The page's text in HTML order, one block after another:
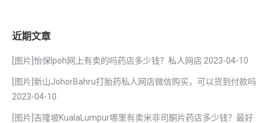
近期文章
[图片]怡保lpoh网上有卖的吗药店多少钱？私人网店 2023-04-10
[图片]新山JohorBahru打胎药私人网店微信购买，可以货到付款吗
2023-04-10
[图片]吉隆坡KualaLumpur哪里有卖米非司酮片药店多少钱？最好